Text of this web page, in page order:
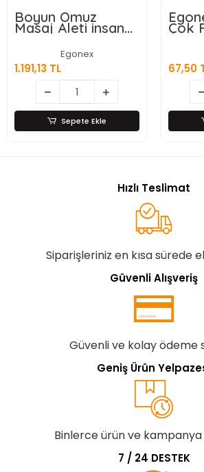
Boyun Omuz
Masaj Aleti insan
Eli Görünümlü Kas
Masaj Aleti
Egonex
1.191,13 TL
Sepete Ekle
Çok
Çelik
67,50
Hızlı Teslimat
Siparişleriniz en kısa sürede
Güvenli Alışveriş
Güvenli ve kolay ödeme
Geniş Ürün
Binlerce ürün ve
7 / 24 DESTEK